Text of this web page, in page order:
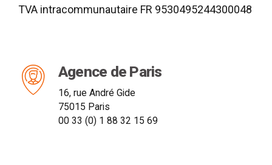
TVA intracommunautaire FR 9530495244300048
Agence de Paris
16, rue André Gide
75015 Paris
00 33 (0) 1 88 32 15 69